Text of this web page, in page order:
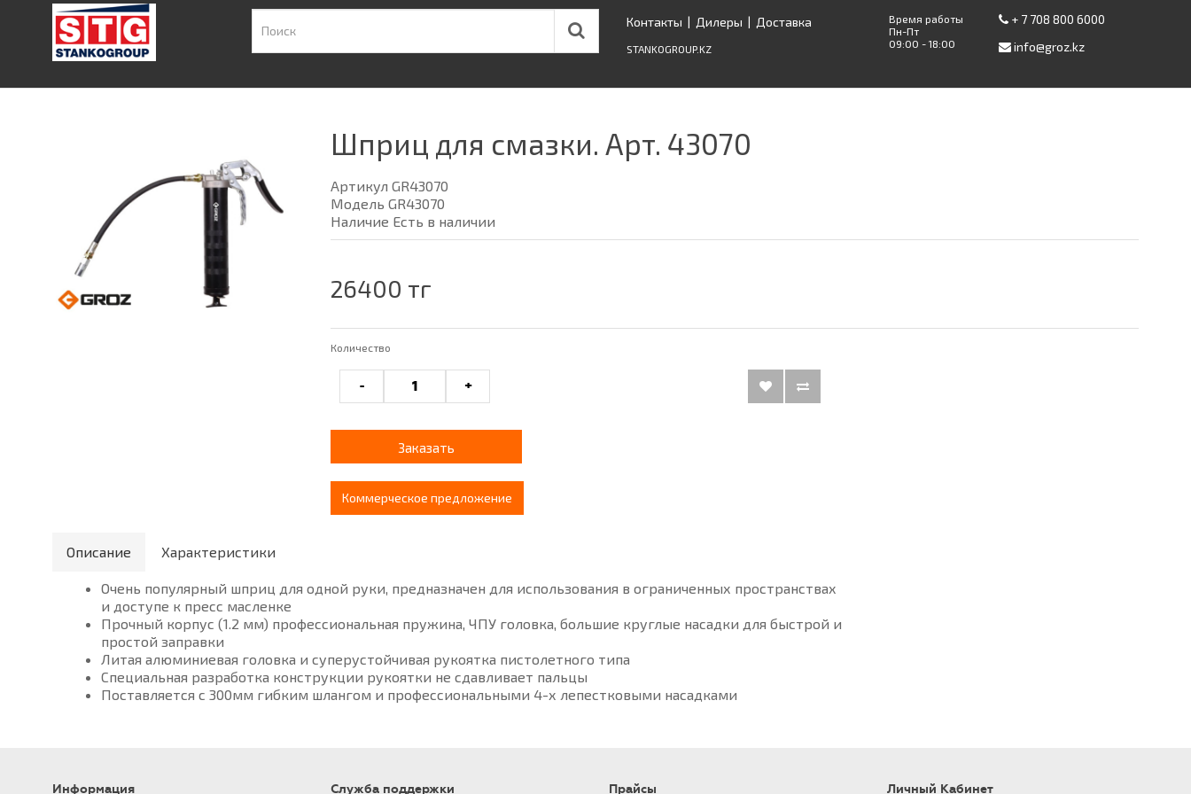
Контакты | Дилеры | Доставка
STANKOGROUP.KZ
Время работы
Пн-Пт
09:00 - 18:00
+ 7 708 800 6000
info@groz.kz
Шприц для смазки. Арт. 43070
Артикул GR43070
Модель GR43070
Наличие Есть в наличии
26400 тг
Количество
- +
Заказать
Коммерческое предложение
Описание Характеристики
Очень популярный шприц для одной руки, предназначен для использования в ограниченных пространствах
и доступе к пресс масленке
Прочный корпус (1.2 мм) профессиональная пружина, ЧПУ головка, большие круглые насадки для быстрой и
простой заправки
Литая алюминиевая головка и суперустойчивая рукоятка пистолетного типа
Специальная разработка конструкции рукоятки не сдавливает пальцы
Поставляется с 300мм гибким шлангом и профессиональными 4-х лепестковыми насадками
Информация Служба поддержки Прайсы Личный Кабинет